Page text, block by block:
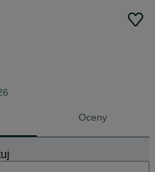
Oceny